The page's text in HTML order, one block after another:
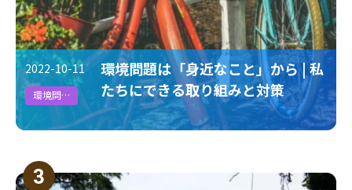
2022-10-11
環境問題
環境問題は「身近なこと」から | 私
たちにできる取り組みと対策
3